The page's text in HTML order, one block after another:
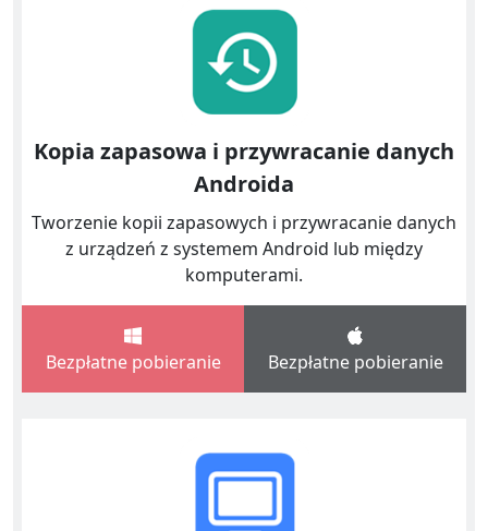
Kopia zapasowa i przywracanie danych
Androida
Tworzenie kopii zapasowych i przywracanie danych
z urządzeń z systemem Android lub między
komputerami.
Bezpłatne pobieranie Bezpłatne pobieranie